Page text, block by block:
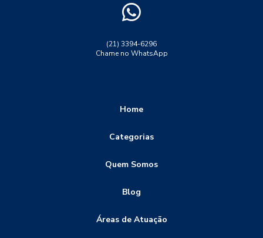
ensaio de tração propriedades mecanicas
ensaio destrutivo dureza
ensaio lp solda
ensaio visual de soldagem
ensaios destrutivos e não destrutivos
ensaios não destrutivos
(21) 3394-6296
Chame no WhatsApp
Home
Categorias
Quem Somos
Blog
Áreas de Atuação